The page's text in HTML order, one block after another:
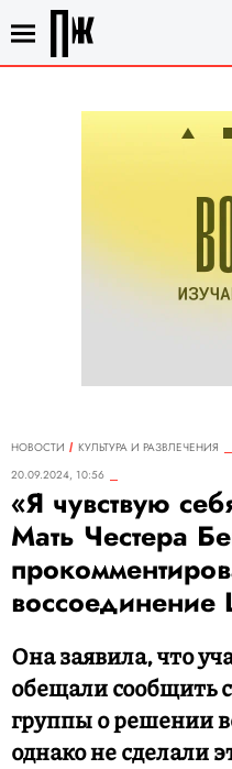
НОВОСТИ
КУЛЬТУРА И РАЗВЛЕЧЕНИЯ
20.09.2024, 10:56
«Я чувствую
Мать Честера
воссоединение
Она заявила, что
обещали сообщить
группы о решении
однако не сделали